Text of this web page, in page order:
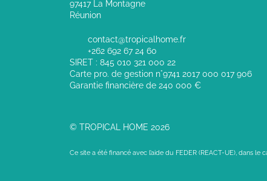
97417 La Montagne
Réunion
contact@tropicalhome.fr
+262 692 67 24 60
SIRET : 845 010 321 000 22
Carte pro. de gestion n°9741 2017 000 017 906
Garantie financière de 240 000 €
© TROPICAL HOME 2026
Ce site a été financé avec l’aide du FEDER (REACT-UE), dans le